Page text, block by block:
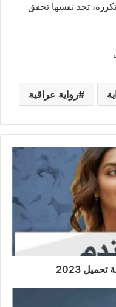
تجد نفسها تحقق
رواية عراقية